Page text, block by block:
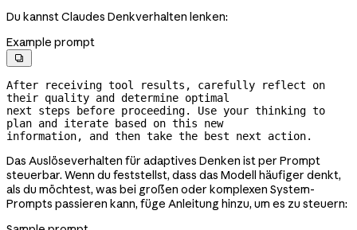
Du kannst Claudes Denkverhalten lenken:
Example prompt

After receiving tool results, carefully reflect on
their quality and determine optimal
next steps before proceeding. Use your thinking to
plan and iterate based on this new
information, and then take the best next action.
Das Auslöseverhalten für adaptives Denken ist per Prompt
steuerbar. Wenn du feststellst, dass das Modell häufiger denkt,
als du möchtest, was bei großen oder komplexen System-
Prompts passieren kann, füge Anleitung hinzu, um es zu steuern: